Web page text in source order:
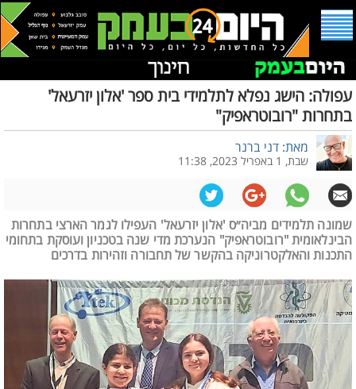
עפולה: הישג נפלא לתלמידי בית ספר 'אלון יזרעאל'
בתחרות "רובוטראפיק"
מאת: דני ברנר
שבת, 1 באפריל 2023, 11:38
שמונה תלמידים מביה״ס 'אלון יזרעאל' העפילו לגמר הארצי בתחרות
הבינלאומית "רובוטראפיק" הנערכת מדי שנה בטכניון ועוסקת בתחומי
התכנות והאלקטרוניקה בהקשר של תחבורה וזהירות בדרכים